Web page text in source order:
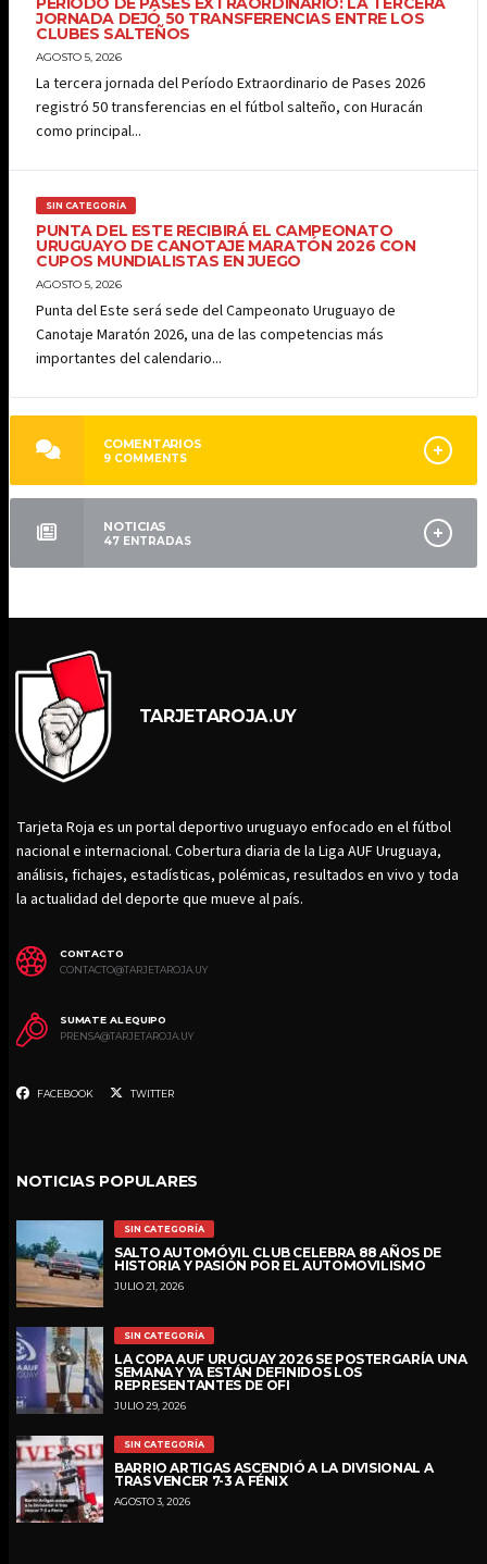
JORNADA DEJÓ 50 TRANSFERENCIAS ENTRE LOS
CLUBES SALTEÑOS
AGOSTO 5, 2026
La tercera jornada del Período Extraordinario de Pases 2026
registró 50 transferencias en el fútbol salteño, con Huracán
como principal...
SIN CATEGORÍA
PUNTA DEL ESTE RECIBIRÁ EL CAMPEONATO
URUGUAYO DE CANOTAJE MARATÓN 2026 CON
CUPOS MUNDIALISTAS EN JUEGO
AGOSTO 5, 2026
Punta del Este será sede del Campeonato Uruguayo de
Canotaje Maratón 2026, una de las competencias más
importantes del calendario...
COMENTARIOS
9 COMMENTS
NOTICIAS
47 ENTRADAS
TARJETAROJA.UY
Tarjeta Roja es un portal deportivo uruguayo enfocado en el fútbol
nacional e internacional. Cobertura diaria de la Liga AUF Uruguaya,
análisis, fichajes, estadísticas, polémicas, resultados en vivo y toda
la actualidad del deporte que mueve al país.
CONTACTO
CONTACTO@TARJETAROJA.UY
SUMATE AL EQUIPO
PRENSA@TARJETAROJA.UY
FACEBOOK TWITTER
NOTICIAS POPULARES
SIN CATEGORÍA
SALTO AUTOMÓVIL CLUB CELEBRA 88 AÑOS DE
HISTORIA Y PASIÓN POR EL AUTOMOVILISMO
JULIO 21, 2026
SIN CATEGORÍA
LA COPA AUF URUGUAY 2026 SE POSTERGARÍA UNA
SEMANA Y YA ESTÁN DEFINIDOS LOS
REPRESENTANTES DE OFI
JULIO 29, 2026
SIN CATEGORÍA
BARRIO ARTIGAS ASCENDIÓ A LA DIVISIONAL A
TRAS VENCER 7-3 A FÉNIX
AGOSTO 3, 2026